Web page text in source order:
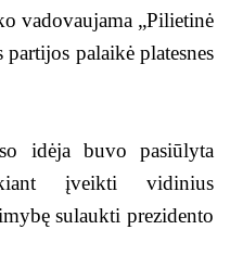
vadovaujama „Pilietinė
palaikė platesnes
idėja buvo pasiūlyta
įveikti vidinius
sulaukti prezidento